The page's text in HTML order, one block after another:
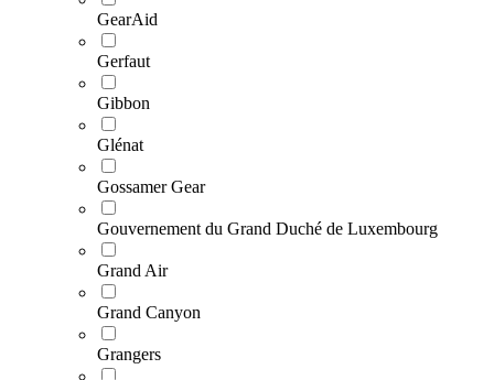
GearAid
Gerfaut
Gibbon
Glénat
Gossamer Gear
Gouvernement du Grand Duché de Luxembourg
Grand Air
Grand Canyon
Grangers